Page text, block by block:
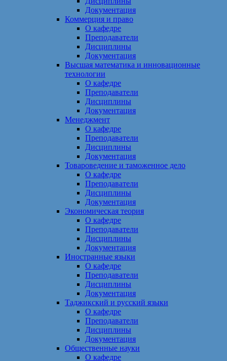
Документация
Коммерция и право
О кафедре
Преподаватели
Дисциплины
Документация
Высшая математика и инновационные
технологии
О кафедре
Преподаватели
Дисциплины
Документация
Менеджмент
О кафедре
Преподаватели
Дисциплины
Документация
Товароведение и таможенное дело
О кафедре
Преподаватели
Дисциплины
Документация
Экономическая теория
О кафедре
Преподаватели
Дисциплины
Документация
Иностранные языки
О кафедре
Преподаватели
Дисциплины
Документация
Таджикский и русский языки
О кафедре
Преподаватели
Дисциплины
Документация
Общественные науки
О кафедре